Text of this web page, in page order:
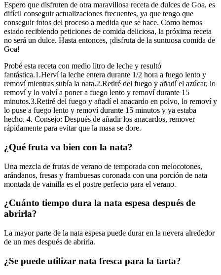
Espero que disfruten de otra maravillosa receta de dulces de Goa, es
difícil conseguir actualizaciones frecuentes, ya que tengo que
conseguir fotos del proceso a medida que se hace. Como hemos
estado recibiendo peticiones de comida deliciosa, la próxima receta
no será un dulce. Hasta entonces, ¡disfruta de la suntuosa comida de
Goa!
Probé esta receta con medio litro de leche y resultó
fantástica.1.Herví la leche entera durante 1/2 hora a fuego lento y
removí mientras subía la nata.2.Retiré del fuego y añadí el azúcar, lo
removí y lo volví a poner a fuego lento y removí durante 15
minutos.3.Retiré del fuego y añadí el anacardo en polvo, lo removí y
lo puse a fuego lento y removí durante 15 minutos y ya estaba
hecho. 4. Consejo: Después de añadir los anacardos, remover
rápidamente para evitar que la masa se dore.
¿Qué fruta va bien con la nata?
Una mezcla de frutas de verano de temporada con melocotones,
arándanos, fresas y frambuesas coronada con una porción de nata
montada de vainilla es el postre perfecto para el verano.
¿Cuánto tiempo dura la nata espesa después de
abrirla?
La mayor parte de la nata espesa puede durar en la nevera alrededor
de un mes después de abrirla.
¿Se puede utilizar nata fresca para la tarta?